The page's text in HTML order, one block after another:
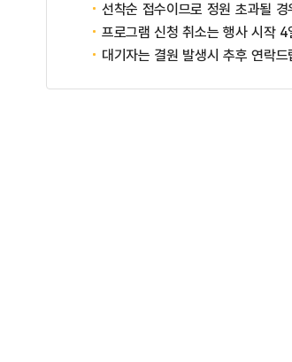
선착순 접수이므로 정원 초과될
프로그램 신청 취소는 행사 시작
대기자는 결원 발생시 추후 연락드